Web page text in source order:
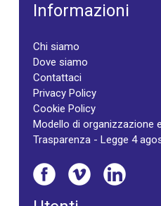
Informazioni
Chi siamo
Dove siamo
Contattaci
Privacy Policy
Cookie Policy
Modello di organizzazione
Trasparenza - Legge 4